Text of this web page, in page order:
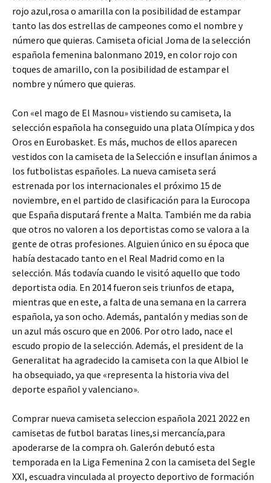
rojo azul,rosa o amarilla con la posibilidad de estampar
tanto las dos estrellas de campeones como el nombre y
número que quieras. Camiseta oficial Joma de la selección
española femenina balonmano 2019, en color rojo con
toques de amarillo, con la posibilidad de estampar el
nombre y número que quieras.
Con «el mago de El Masnou» vistiendo su camiseta, la
selección española ha conseguido una plata Olímpica y dos
Oros en Eurobasket. Es más, muchos de ellos aparecen
vestidos con la camiseta de la Selección e insuflan ánimos a
los futbolistas españoles. La nueva camiseta será
estrenada por los internacionales el próximo 15 de
noviembre, en el partido de clasificación para la Eurocopa
que España disputará frente a Malta. También me da rabia
que otros no valoren a los deportistas como se valora a la
gente de otras profesiones. Alguien único en su época que
había destacado tanto en el Real Madrid como en la
selección. Más todavía cuando le visitó aquello que todo
deportista odia. En 2014 fueron seis triunfos de etapa,
mientras que en este, a falta de una semana en la carrera
española, ya son ocho. Además, pantalón y medias son de
un azul más oscuro que en 2006. Por otro lado, nace el
escudo propio de la selección. Además, el president de la
Generalitat ha agradecido la camiseta con la que Albiol le
ha obsequiado, ya que «representa la historia viva del
deporte español y valenciano».
Comprar nueva camiseta seleccion española 2021 2022 en
camisetas de futbol baratas lines,si mercancía,para
apoderarse de la compra oh. Galerón debutó esta
temporada en la Liga Femenina 2 con la camiseta del Segle
XXI, escuadra vinculada al proyecto deportivo de formación